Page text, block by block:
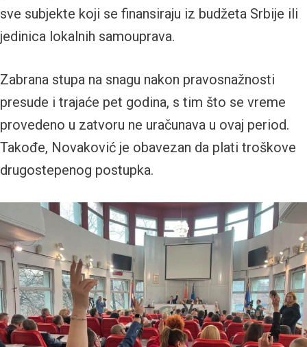
sve subjekte koji se finansiraju iz budžeta Srbije ili
jedinica lokalnih samouprava.
Zabrana stupa na snagu nakon pravosnažnosti
presude i trajaće pet godina, s tim što se vreme
provedeno u zatvoru ne uračunava u ovaj period.
Takođe, Novaković je obavezan da plati troškove
drugostepenog postupka.